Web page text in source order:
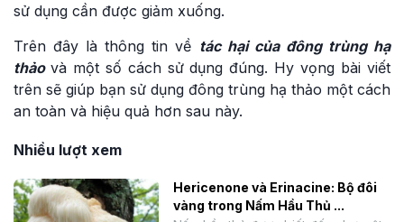
sử dụng cần được giảm xuống.
Trên đây là thông tin về tác hại của đông trùng hạ
thảo và một số cách sử dụng đúng. Hy vọng bài viết
trên sẽ giúp bạn sử dụng đông trùng hạ thảo một cách
an toàn và hiệu quả hơn sau này.
Nhiều lượt xem
Hericenone và Erinacine: Bộ đôi
vàng trong Nấm Hầu Thủ ...